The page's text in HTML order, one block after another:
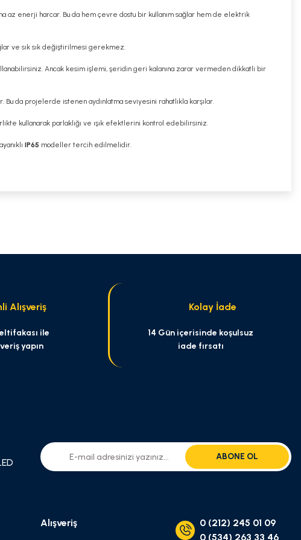
az enerji harcar. Bu da hem çevre dostu bir kullanım sağlar hem de elektrik
ve sık sık değiştirilmesi gerekmez.
Ancak kesim işlemi, şeridin geri kalanına zarar vermeden dikkatli bir
Bu da projelerde istenen aydınlatma seviyesini rahatlıkla karşılar.
kullanarak parlaklığı ve ışık efektlerini kontrol edebilirsiniz.
IP65 modeller tercih edilmelidir.
Alışveriş
ile
yapın
Kolay İade
14 Gün içerisinde koşulsuz
iade fırsatı
ABONE OL
Alışveriş
0 (212) 245 01 09
0 (534) 263 33 46